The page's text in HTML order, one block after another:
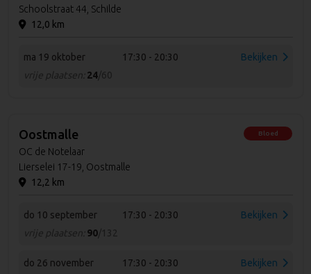
Schoolstraat 44, Schilde
12,0 km
ma 19 oktober
17:30 - 20:30
vrije plaatsen: 24/60
Bekijken
Oostmalle
OC de Notelaar
Lierselei 17-19, Oostmalle
12,2 km
Bloed
do 10 september
17:30 - 20:30
vrije plaatsen: 90/132
Bekijken
do 26 november
17:30 - 20:30
Bekijken